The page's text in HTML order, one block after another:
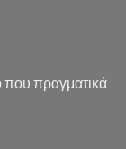
που πραγματικά